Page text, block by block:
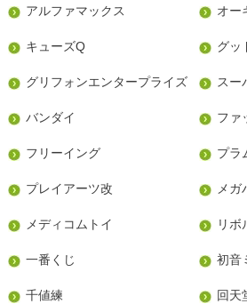
アルファマックス オー
キューズQ グッ
グリフォンエンタープライズ スー
バンダイ ファ
フリーイング プラ
プレイアーツ改 メガ
メディコムトイ リボ
一番くじ 初音
千値練 回天